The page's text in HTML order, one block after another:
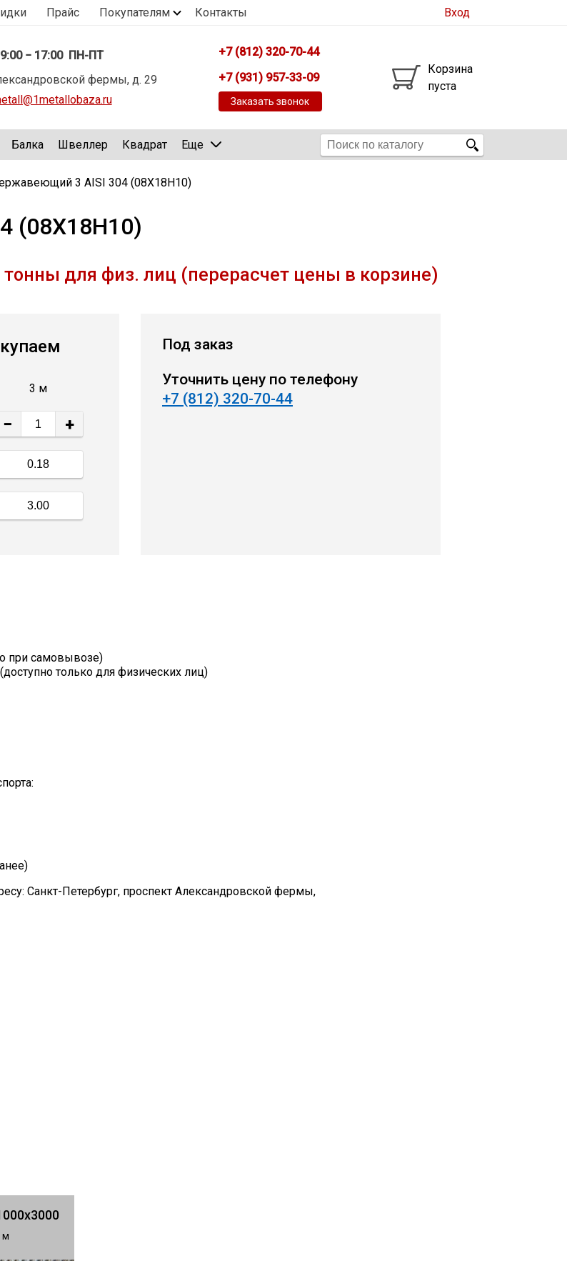
Прайс Покупателям Контакты Вход
9:00 − 17:00 ПН-ПТ
фермы, д. 29
+7 (812) 320-70-44
+7 (931) 957-33-09
Заказать звонок
Корзина
пуста
Балка Швеллер Квадрат Еще
3 AISI 304 (08Х18Н10)
(08Х18Н10)
тонны для физ. лиц (перерасчет цены в корзине)
3 м
− +
Под заказ
Уточнить цену по телефону
+7 (812) 320-70-44
при самовывозе)
только для физических лиц)
Санкт-Петербург, проспект Александровской фермы,